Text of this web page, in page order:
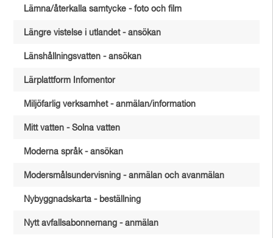
Lämna/återkalla samtycke - foto och film
Längre vistelse i utlandet - ansökan
Länshållningsvatten - ansökan
Lärplattform Infomentor
Miljöfarlig verksamhet - anmälan/information
Mitt vatten - Solna vatten
Moderna språk - ansökan
Modersmålsundervisning - anmälan och avanmälan
Nybyggnadskarta - beställning
Nytt avfallsabonnemang - anmälan